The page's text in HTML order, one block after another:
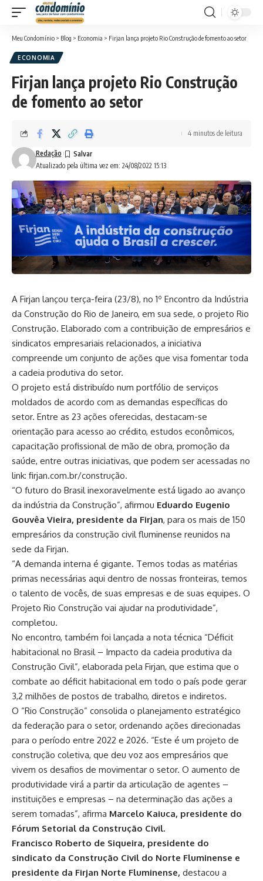
Meu Condomínio > Blog > Economia > Firjan lança projeto Rio Construção de fomento ao setor
ECONOMIA
Firjan lança projeto Rio Construção
de fomento ao setor
Atualizado pela última vez em: 24/08/2022 15:13
Redação
4 minutos de leitura
A Firjan lançou terça-feira (23/8), no 1º Encontro da Indústria
da Construção do Rio de Janeiro, em sua sede, o projeto Rio
Construção. Elaborado com a contribuição de empresários e
sindicatos empresariais relacionados, a iniciativa
compreende um conjunto de ações que visa fomentar toda
a cadeia produtiva do setor.
O projeto está distribuído num portfólio de serviços
moldados de acordo com as demandas específicas do
setor. Entre as 23 ações oferecidas, destacam-se
orientação para acesso ao crédito, estudos econômicos,
capacitação profissional de mão de obra, promoção da
saúde, entre outras iniciativas, que podem ser acessadas no
link: firjan.com.br/construção.
“O futuro do Brasil inexoravelmente está ligado ao avanço
da indústria da Construção”, afirmou Eduardo Eugenio
Gouvêa Vieira, presidente da Firjan, para os mais de 150
empresários da construção civil fluminense reunidos na
sede da Firjan.
“A demanda interna é gigante. Temos todas as matérias
primas necessárias aqui dentro de nossas fronteiras, temos
o talento de vocês, de suas empresas e de suas equipes. O
Projeto Rio Construção vai ajudar na produtividade”,
completou.
No encontro, também foi lançada a nota técnica “Déficit
habitacional no Brasil – Impacto da cadeia produtiva da
Construção Civil”, elaborada pela Firjan, que estima que o
combate ao déficit habitacional em todo o país pode gerar
3,2 milhões de postos de trabalho, diretos e indiretos.
O “Rio Construção” consolida o planejamento estratégico
da federação para o setor, ordenando ações direcionadas
para o período entre 2022 e 2026. “Este é um projeto de
construção coletiva, que deu voz aos empresários que
vivem os desafios de movimentar o setor. O aumento de
produtividade virá a partir da articulação de agentes –
instituições e empresas – na determinação das ações a
serem tomadas”, afirma Marcelo Kaiuca, presidente do
Fórum Setorial da Construção Civil.
Francisco Roberto de Siqueira, presidente do
sindicato da Construção Civil do Norte Fluminense e
presidente da Firjan Norte Fluminense, destacou a